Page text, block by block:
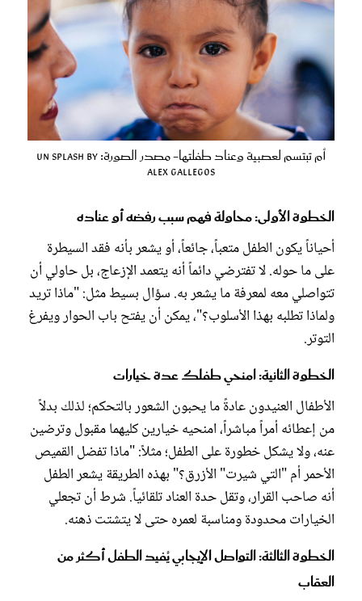
أم تبتسم لعصبية وعناد طفلتها- مصدر الصورة: Un splash by
Alex Gallegos
الخطوة الأولى: محاولة فهم سبب رفضه أو عناده
أحياناً يكون الطفل متعباً، جائعاً، أو يشعر بأنه فقد السيطرة
على ما حوله. لا تفترضي دائماً أنه يتعمد الإزعاج، بل حاولي أن
تتواصلي معه لمعرفة ما يشعر به. سؤال بسيط مثل: "ماذا تريد
ولماذا تطلبه بهذا الأسلوب؟"، يمكن أن يفتح باب الحوار ويفرغ
التوتر.
الخطوة الثانية: امنحي طفلك عدة خيارات
الأطفال العنيدون عادةً ما يحبون الشعور بالتحكم؛ لذلك بدلاً
من إعطائه أمراً مباشراً، امنحيه خيارين كليهما مقبول وترضين
عنه، ولا يشكل خطورة على الطفل؛ مثلاً: "ماذا تفضل القميص
الأحمر أم "التي شيرت" الأزرق؟" بهذه الطريقة يشعر الطفل
أنه صاحب القرار، وتقل حدة العناد تلقائياً. شرط أن تجعلي
الخيارات محدودة ومناسبة لعمره حتى لا يتشتت ذهنه.
الخطوة الثالثة: التواصل الإيجابي يُفيد الطفل أكثر من
العقاب